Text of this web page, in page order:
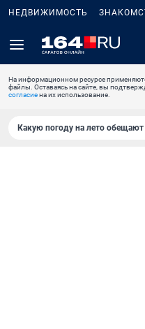
НЕДВИЖИМОСТЬ
На информационном ресурсе
файлы. Оставаясь на сайте, вы
согласиена их использование.
Какую погоду на лето обещают